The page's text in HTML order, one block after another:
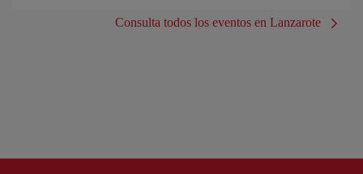
Consulta todos los eventos en Lanzarote